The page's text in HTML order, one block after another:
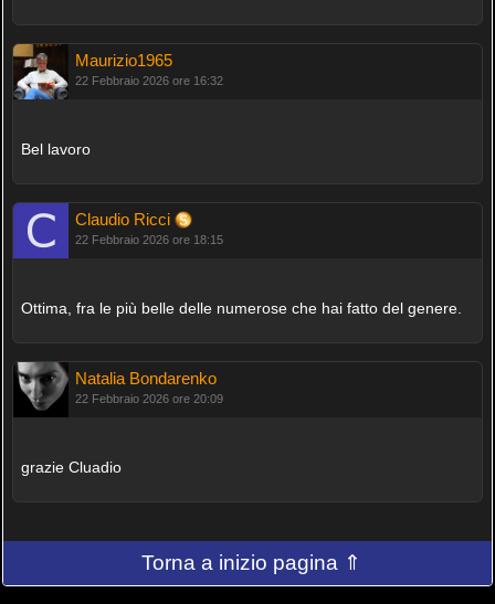
Maurizio1965
22 Febbraio 2026 ore 16:32
Bel lavoro
Claudio Ricci
22 Febbraio 2026 ore 18:15
Ottima, fra le più belle delle numerose che hai fatto del genere.
Natalia Bondarenko
22 Febbraio 2026 ore 20:09
grazie Cluadio
Torna a inizio pagina ⇑